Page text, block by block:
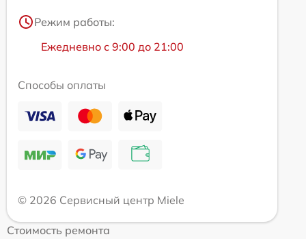
Режим работы:
Ежедневно с 9:00 до 21:00
Способы оплаты
© 2026 Сервисный центр Miele
Стоимость ремонта